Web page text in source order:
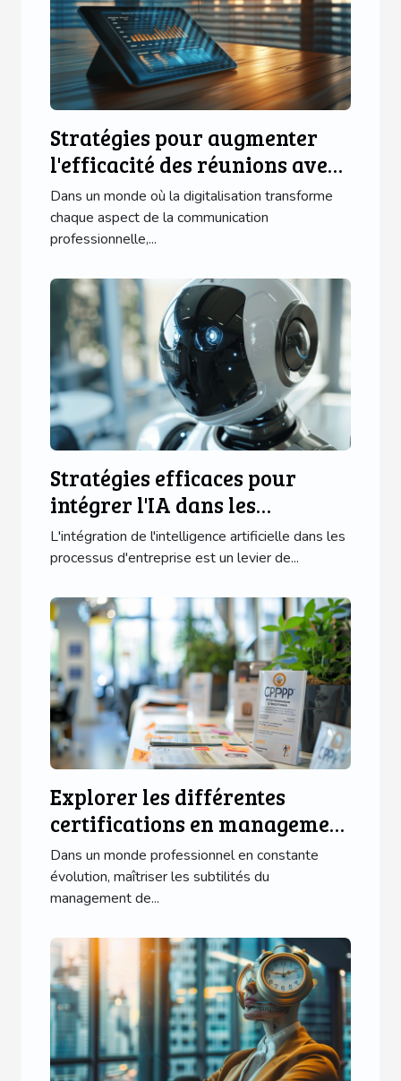
Stratégies pour augmenter
l'efficacité des réunions avec
des outils numériques
Dans un monde où la digitalisation transforme
chaque aspect de la communication
professionnelle,...
Stratégies efficaces pour
intégrer l'IA dans les
processus d'entreprise
L'intégration de l'intelligence artificielle dans les
processus d'entreprise est un levier de...
Explorer les différentes
certifications en management
de projet proposées au CPMP
de Paris
Dans un monde professionnel en constante
évolution, maîtriser les subtilités du
management de...